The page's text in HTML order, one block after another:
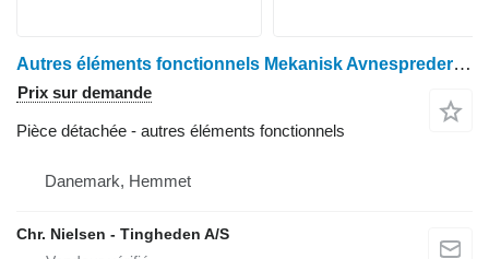
Autres éléments fonctionnels Mekanisk Avnespreder pour moissonneuse-batteuse Deutz 4075
Prix sur demande
Pièce détachée - autres éléments fonctionnels
Danemark, Hemmet
Chr. Nielsen - Tingheden A/S